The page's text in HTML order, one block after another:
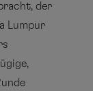
der
Lumpur